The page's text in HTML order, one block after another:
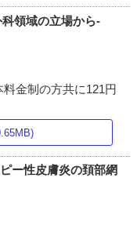
領域の立場から-
金制の方共に121円
ー性皮膚炎の頚部網